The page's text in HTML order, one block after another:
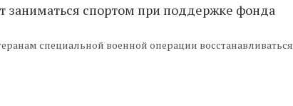
заниматься спортом при поддержке фонда
специальной военной операции восстанавливаться